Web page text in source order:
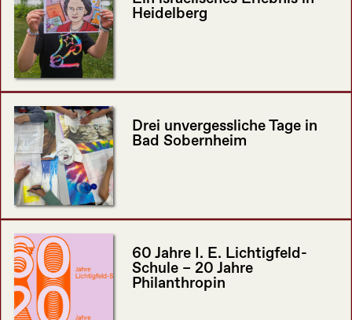
Heidelberg
Drei unvergessliche Tage in
Bad Sobernheim
60 Jahre I. E. Lichtigfeld-
Schule – 20 Jahre
Philanthropin